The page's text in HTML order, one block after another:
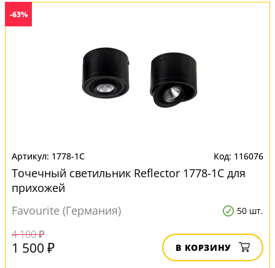
-63%
1778-1C 116076
Точечный светильник Reflector 1778-1C для
прихожей
Favourite (Германия)
50 шт.
4 100 ₽
1 500 ₽ В КОРЗИНУ